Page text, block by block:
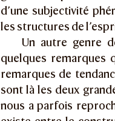
d’une subjectivité
les structures de
Un autre genre
quelques remarques
remarques de
sont là les deux
nous a parfois